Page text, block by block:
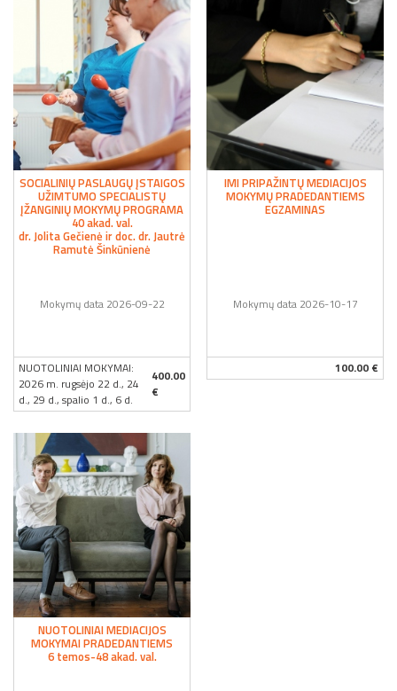
SOCIALINIŲ PASLAUGŲ ĮSTAIGOS
UŽIMTUMO SPECIALISTŲ
ĮŽANGINIŲ MOKYMŲ PROGRAMA
40 akad. val.
dr. Jolita Gečienė ir doc. dr. Jautrė
Ramutė Šinkūnienė
Mokymų data 2026-09-22
NUOTOLINIAI MOKYMAI:
2026 m. rugsėjo 22 d., 24
d., 29 d., spalio 1 d., 6 d.
400.00
€
IMI PRIPAŽINTŲ MEDIACIJOS
MOKYMŲ PRADEDANTIEMS
EGZAMINAS
Mokymų data 2026-10-17
100.00 €
NUOTOLINIAI MEDIACIJOS
MOKYMAI PRADEDANTIEMS
6 temos-48 akad. val.